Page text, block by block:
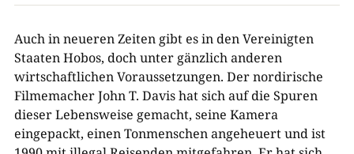
Auch in neueren Zeiten gibt es in den Vereinigten
Staaten Hobos, doch unter gänzlich anderen
wirtschaftlichen Voraussetzungen. Der nordirische
Filmemacher John T. Davis hat sich auf die Spuren
dieser Lebensweise gemacht, seine Kamera
eingepackt, einen Tonmenschen angeheuert und ist